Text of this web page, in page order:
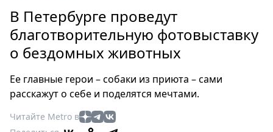
Россия
Мир
Здоровье
Туризм
Мода
Театр
В Петербурге проведут
благотворительную фотовыставку
о бездомных животных
Ее главные герои – собаки из приюта – сами
расскажут о себе и поделятся мечтами.
Читайте Metro в